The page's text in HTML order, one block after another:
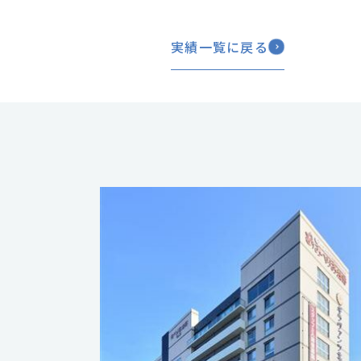
実績一覧に戻る